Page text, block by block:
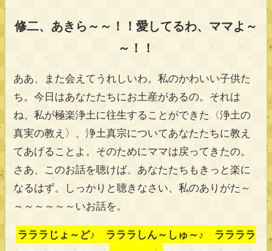
修二、あきら～～！！愛してるわ、ママよ～
～！！
ああ、また会えてうれしいわ。私のかわいい子供た
ち。今日はあなたたちにお土産があるの。それは
ね、私が極楽浄土に往生することができた〈浄土の
真実の教え〉、浄土真宗についてあなたたちに教え
てあげることよ。そのためにママは戻ってきたの。
さあ、このお話を聴けば、あなたたちもきっと楽に
なるはず。しっかりと聴きなさい、私のありがた～
～～～～～～いお話を。
ラララじょ～ど♪ ラララしん～しゅ～♪ ララララ